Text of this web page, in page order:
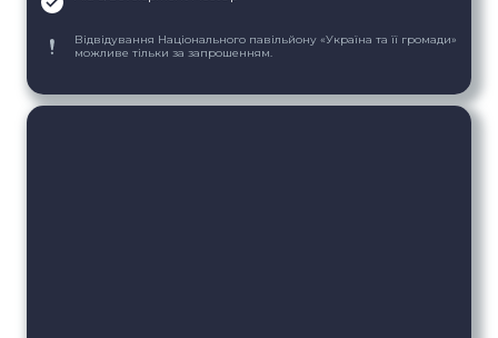
Відвідування Національного павільйону «Україна та її громади»
можливе тільки за запрошенням.